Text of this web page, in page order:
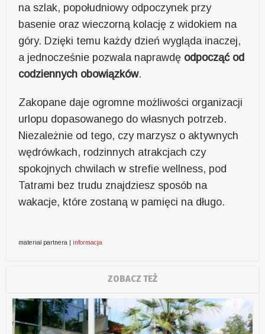
na szlak, popołudniowy odpoczynek przy
basenie oraz wieczorną kolację z widokiem na
góry. Dzięki temu każdy dzień wygląda inaczej,
a jednocześnie pozwala naprawdę odpocząć od
codziennych obowiązków.
Zakopane daje ogromne możliwości organizacji
urlopu dopasowanego do własnych potrzeb.
Niezależnie od tego, czy marzysz o aktywnych
wędrówkach, rodzinnych atrakcjach czy
spokojnych chwilach w strefie wellness, pod
Tatrami bez trudu znajdziesz sposób na
wakacje, które zostaną w pamięci na długo.
materiał partnera | informacja
ZOBACZ TEŻ